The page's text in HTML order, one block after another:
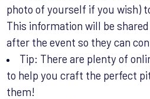
photo of yourself if you wish)
This information will be
after the event so they can
Tip: There are plenty of
to help you craft the perfect
them!